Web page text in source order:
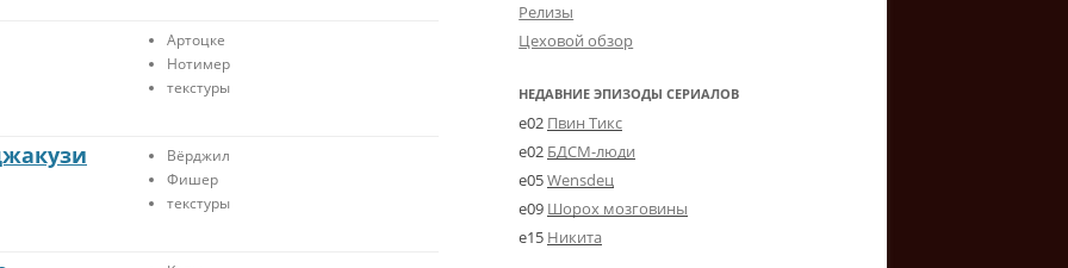
Артоцке
Нотимер
текстуры
Вёрджил
Фишер
текстуры
Релизы
Цеховой обзор
НЕДАВНИЕ ЭПИЗОДЫ СЕРИАЛОВ
e02 Пвин Тикс
e02 БДСМ-люди
e05Wensdeц
e09 Шорох мозговины
e15 Никита